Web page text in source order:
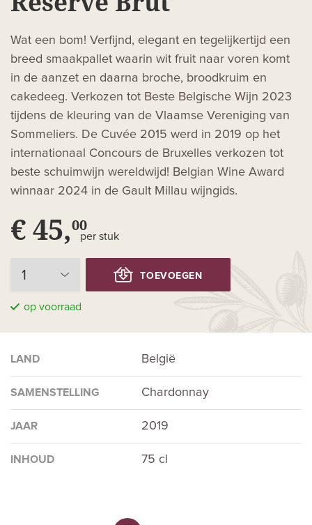
Wat een bom! Verfijnd, elegant en tegelijkertijd een
breed smaakpallet waarin wit fruit naar voren komt
in de aanzet en daarna broche, broodkruim en
cakedeeg. Verkozen tot Beste Belgische Wijn 2023
tijdens de kleuring van de Vlaamse Vereniging van
Sommeliers. De Cuvée 2015 werd in 2019 op het
internationaal Concours de Bruxelles verkozen tot
beste schuimwijn wereldwijd! Belgian Wine Award
winnaar 2024 in de Gault Millau wijngids.
€ 45,00
per stuk
TOEVOEGEN
op voorraad
LAND België
SAMENSTELLING Chardonnay
JAAR 2019
INHOUD 75 cl